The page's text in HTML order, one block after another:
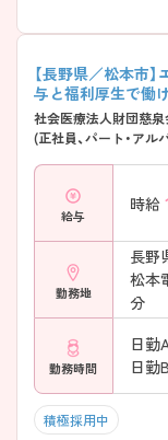
【長野県／松本市
与と福利厚生で働
社会医療法人財団慈
(正社員、パート・アル
給与
時給
勤務地
長野
松本
分
勤務時間
日勤
日勤
積極採用中